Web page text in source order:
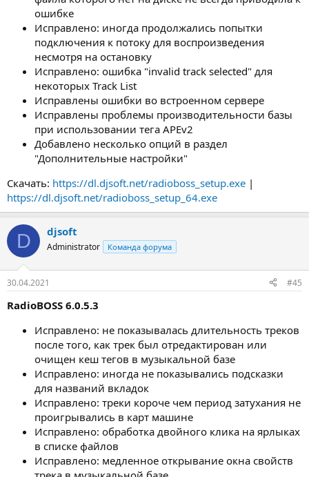
ошибке
Исправлено: иногда продолжались попытки
подключения к потоку для воспроизведения
несмотря на остановку
Исправлено: ошибка "invalid track selected" для
некоторых Track List
Исправлены ошибки во встроенном сервере
Исправлены проблемы производительности базы
при использовании тега APEv2
Добавлено несколько опций в раздел
"Дополнительные настройки"
Скачать: https://dl.djsoft.net/radioboss_setup.exe |
https://dl.djsoft.net/radioboss_setup_64.exe
D djsoft
Administrator Команда форума
30.04.2021 #45
RadioBOSS 6.0.5.3
Исправлено: не показывалась длительность треков
после того, как трек был отредактирован или
очищен кеш тегов в музыкальной базе
Исправлено: иногда не показывались подсказки
для названий вкладок
Исправлено: треки короче чем период затухания не
проигрывались в карт машине
Исправлено: обработка двойного клика на ярлыках
в списке файлов
Исправлено: медленное открывание окна свойств